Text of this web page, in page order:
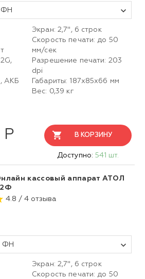
ФН
АКБ
Экран: 2,7", 6 строк
Скорость печати: до 50
мм/сек
Разрешение печати: 203
dpi
Габариты: 187х85х66 мм
Вес: 0,39 кг
Р В КОРЗИНУ
Доступно: 541 шт.
кассовый аппарат АТОЛ
4.8 / 4 отзыва
ФН
Экран: 2,7", 6 строк
Скорость печати: до 50